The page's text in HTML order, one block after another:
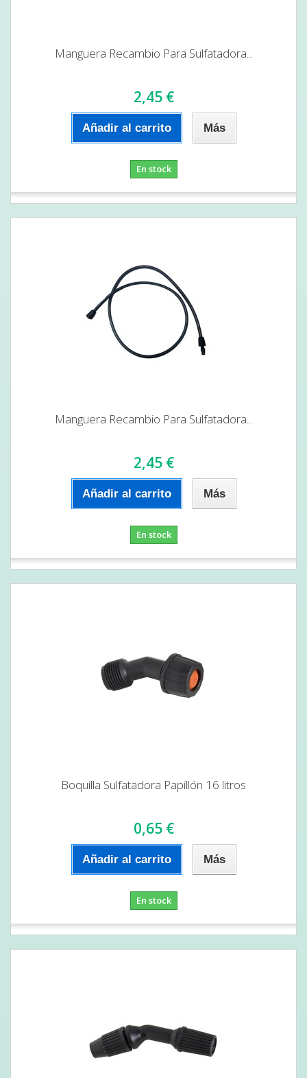
Manguera Recambio Para Sulfatadora...
2,45 €
Añadir al carrito Más
En stock
Manguera Recambio Para Sulfatadora...
2,45 €
Añadir al carrito Más
En stock
Boquilla Sulfatadora Papillón 16 litros
0,65 €
Añadir al carrito Más
En stock